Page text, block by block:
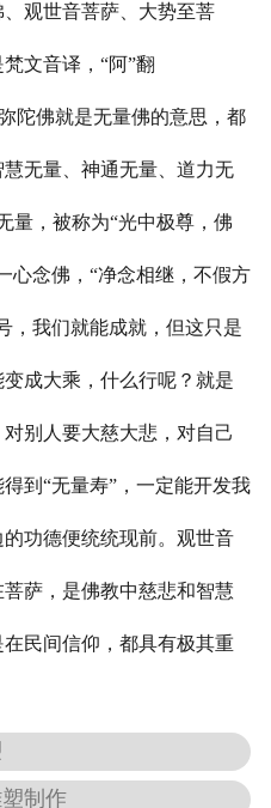
观世音菩萨、大势至菩
文音译，“阿”翻
陀佛就是无量佛的意思，都
无量、神通无量、道力无
量，被称为“光中极尊，佛
心念佛，“净念相继，不假方
，我们就能成就，但这只是
成大乘，什么行呢？就是
别人要大慈大悲，对自己
到“无量寿”，一定能开发我
功德便统统现前。观世音
萨，是佛教中慈悲和智慧
民间信仰，都具有极其重
制作